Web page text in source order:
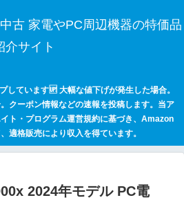
古 家電やPC周辺機器の特価品
介サイト
しています🆙 大幅な値下げが発生した場合。
クーポン情報などの速報を投稿します。当ア
ト・プログラム運営規約に基づき、Amazon
適格販売により収入を得ています。
2024年モデル PC電